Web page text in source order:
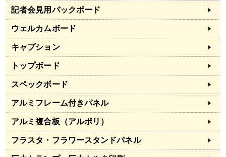
記者会見用バックボード
ウェルカムボード
キャプション
トップボード
スペックボード
アルミフレーム付きパネル
アルミ複合板（アルポリ）
フラスタ・フラワースタンドパネル